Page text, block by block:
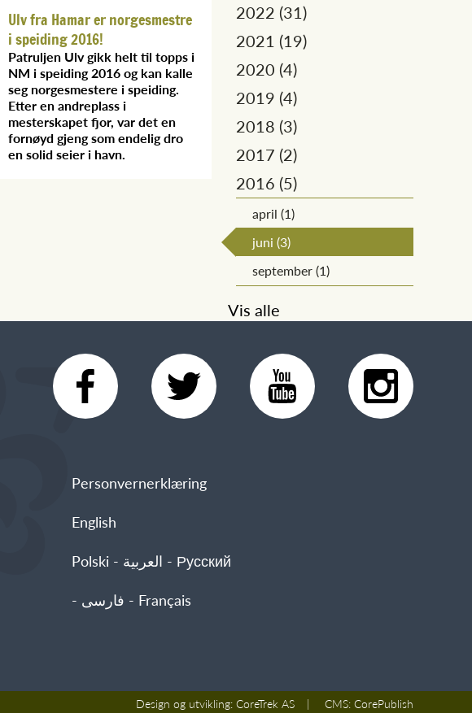
Ulv fra Hamar er norgesmestre
i speiding 2016!
Patruljen Ulv gikk helt til topps i
NM i speiding 2016 og kan kalle
seg norgesmestere i speiding.
Etter en andreplass i
mesterskapet fjor, var det en
fornøyd gjeng som endelig dro
en solid seier i havn.
2022 (31)
2021 (19)
2020 (4)
2019 (4)
2018 (3)
2017 (2)
2016 (5)
april (1)
juni (3)
september (1)
Vis alle
Personvernerklæring
English
Polski - العربية - Русский
- فارسی - Français
Design og utvikling: CoreTrek AS CMS: CorePublish